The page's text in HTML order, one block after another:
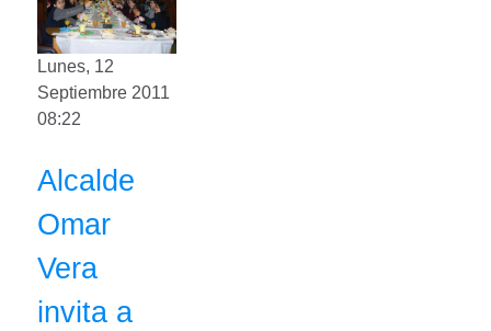
Lunes, 12
Septiembre 2011
08:22
Alcalde
Omar
Vera
invita a